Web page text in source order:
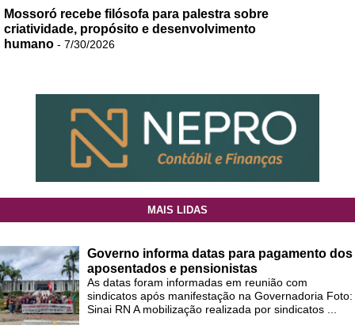
Mossoró recebe filósofa para palestra sobre
criatividade, propósito e desenvolvimento
humano - 7/30/2026
MAIS LIDAS
Governo informa datas para pagamento dos
aposentados e pensionistas
As datas foram informadas em reunião com
sindicatos após manifestação na Governadoria Foto:
Sinai RN A mobilização realizada por sindicatos ...